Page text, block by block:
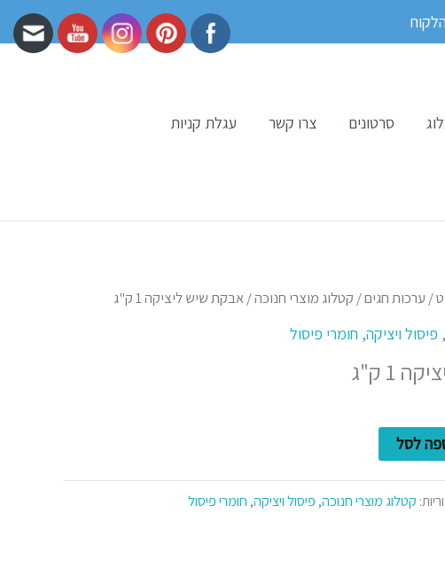
סרטונים צרו קשר
עגלת קניות
/ ערכות חגים/ קטלוג מוצרי חנוכה/ אבקת שיש ליציקה 1 ק"ג
, פיסול ויציקה, חומרי פיסול
1 ק"ג
לסל
קטלוג מוצרי חנוכה, פיסול ויציקה, חומרי פיסול